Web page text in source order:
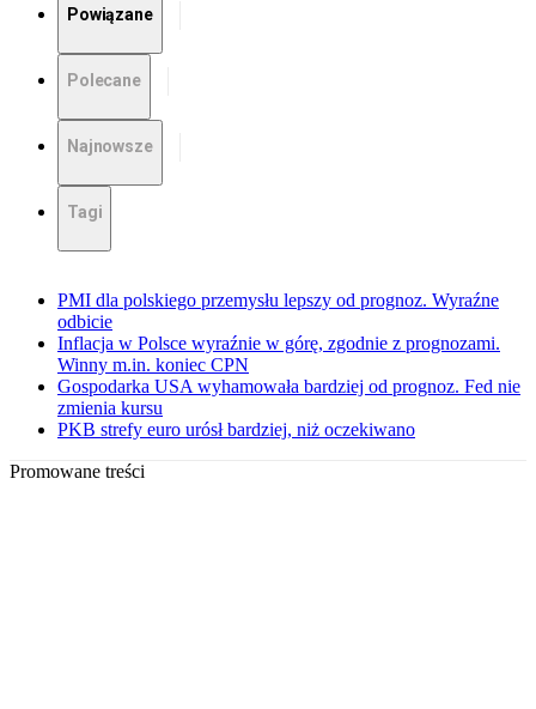
Powiązane
Polecane
Najnowsze
Tagi
PMI dla polskiego przemysłu lepszy od prognoz. Wyraźne
odbicie
Inflacja w Polsce wyraźnie w górę, zgodnie z prognozami.
Winny m.in. koniec CPN
Gospodarka USA wyhamowała bardziej od prognoz. Fed nie
zmienia kursu
PKB strefy euro urósł bardziej, niż oczekiwano
Promowane treści